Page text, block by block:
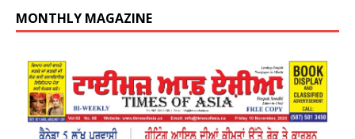
MONTHLY MAGAZINE